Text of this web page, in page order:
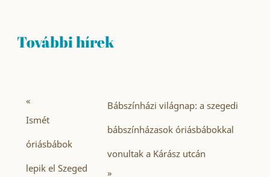
További hírek
«
Ismét
óriásbábok
lepik el Szeged
Bábszínházi világnap: a szegedi
bábszínházasok óriásbábokkal
vonultak a Kárász utcán
»